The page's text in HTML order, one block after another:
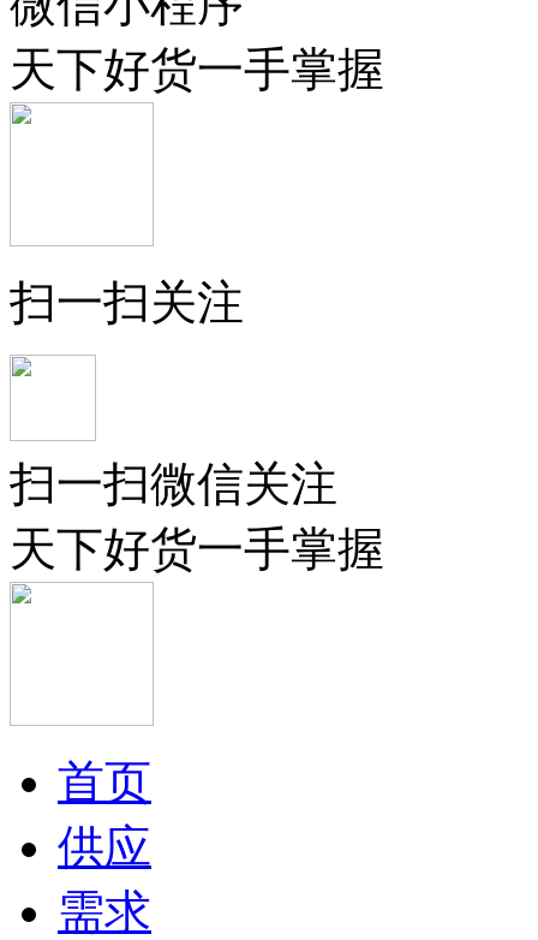
天下好货一手掌握
扫一扫关注
扫一扫微信关注
天下好货一手掌握
首页
供应
需求